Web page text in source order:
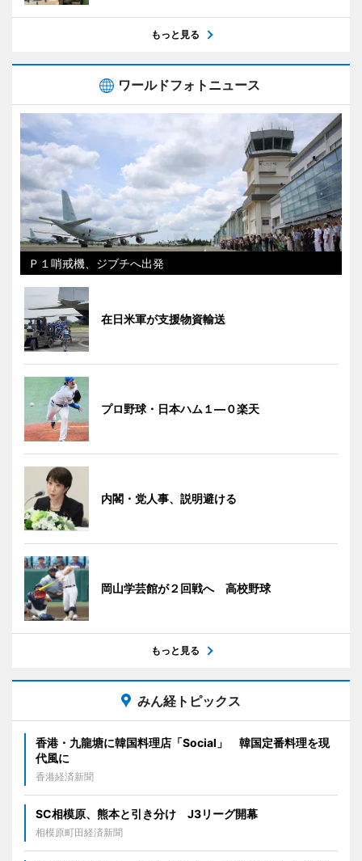
もっと見る
ワールドフォトニュース
Ｐ１哨戒機、ジブチへ出発
在日米軍が支援物資輸送
プロ野球・日本ハム１―０楽天
内閣・党人事、説明避ける
岡山学芸館が２回戦へ 高校野球
もっと見る
みん経トピックス
香港・九龍塘に韓国料理店「Social」 韓国定番料理を現
代風に
香港経済新聞
SC相模原、熊本と引き分け J3リーグ開幕
相模原町田経済新聞